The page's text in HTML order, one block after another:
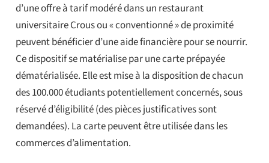
d’une offre à tarif modéré dans un restaurant
universitaire Crous ou « conventionné » de proximité
peuvent bénéficier d’une aide financière pour se nourrir.
Ce dispositif se matérialise par une carte prépayée
dématérialisée. Elle est mise à la disposition de chacun
des 100.000 étudiants potentiellement concernés, sous
réservé d’éligibilité (des pièces justificatives sont
demandées). La carte peuvent être utilisée dans les
commerces d’alimentation.